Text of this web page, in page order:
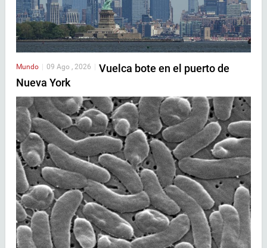
Mundo 09 Ago , 2026
Vuelca bote en el puerto de
Nueva York